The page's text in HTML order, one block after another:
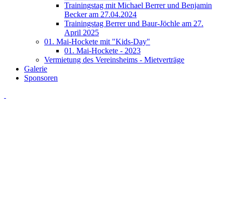
Trainingstag mit Michael Berrer und Benjamin
Becker am 27.04.2024
Trainingstag Berrer und Baur-Jöchle am 27.
April 2025
01. Mai-Hockete mit "Kids-Day"
01. Mai-Hockete - 2023
Vermietung des Vereinsheims - Mietverträge
Galerie
Sponsoren